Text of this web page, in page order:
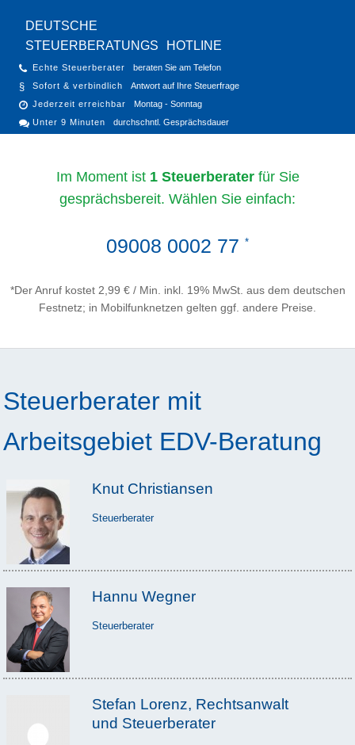
DEUTSCHE
STEUERBERATUNGS
HOTLINE
Echte Steuerberater
beraten Sie am Telefon
Sofort & verbindlich
Antwort auf Ihre Steuerfrage
Jederzeit erreichbar
Montag - Sonntag
Unter 9 Minuten
durchschntl. Gesprächsdauer
Im Moment ist 1 Steuerberaterfür Sie
gesprächsbereit. Wählen Sie einfach:
09008 0002 77 *
*Der Anruf kostet 2,99 € / Min. inkl. 19% MwSt. aus dem deutschen
Festnetz; in Mobilfunknetzen gelten ggf. andere Preise.
Steuerberater mit
Arbeitsgebiet EDV-Beratung
Knut Christiansen
Steuerberater
Hannu Wegner
Steuerberater
Stefan Lorenz, Rechtsanwalt
und Steuerberater